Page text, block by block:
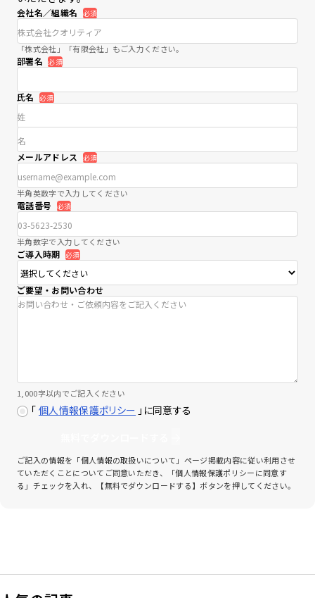
会社名／組織名 必須
「株式会社」「有限会社」もご入力ください。
部署名 必須
氏名 必須
メールアドレス 必須
半角英数字で入力してください
電話番号 必須
半角数字で入力してください
ご導入時期 必須
ご要望・お問い合わせ
1,000字以内でご記入ください
「 個人情報保護ポリシー 」に同意する
ご記入の情報を「個人情報の取扱いについて」ページ掲載内容に従い利用させ
ていただくことについてご同意いただき、「個人情報保護ポリシーに同意す
る」チェックを入れ、【無料でダウンロードする】ボタンを押してください。